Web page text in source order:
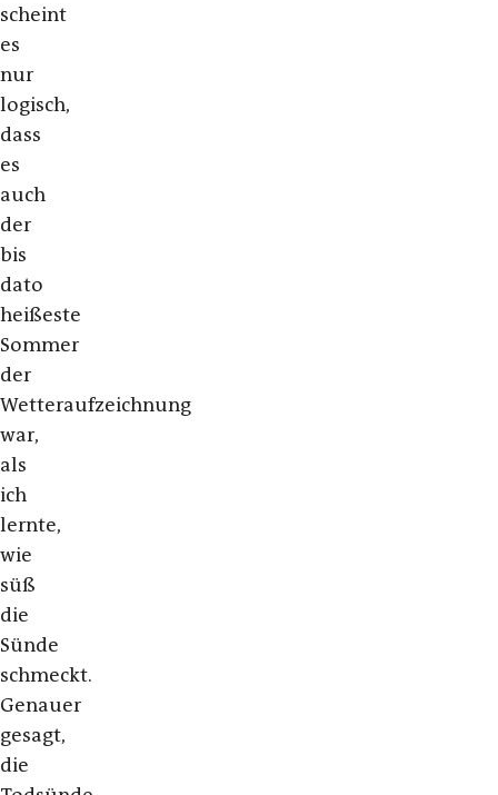
scheint
es
nur
logisch,
dass
es
auch
der
bis
dato
heißeste
Sommer
der
Wetteraufzeichnung
war,
als
ich
lernte,
wie
süß
die
Sünde
schmeckt.
Genauer
gesagt,
die